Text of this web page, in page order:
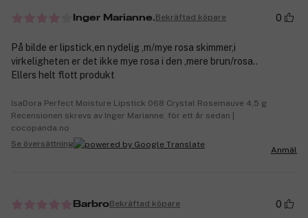
Inger Marianne.Bekräftad köpare 0
På bilde er lipstick,en nydelig ,m/mye rosa skimmer,i
virkeligheten er det ikke mye rosa i den ,mere brun/rosa..
Ellers helt flott produkt
IsaDora Perfect Moisture Lipstick 068 Crystal Rosemauve 4,5 g
Recensionen skrevs av Inger Marianne. för ett år sedan |
cocopanda.no
Se översättning
Anmäl
BarbroBekräftad köpare 0